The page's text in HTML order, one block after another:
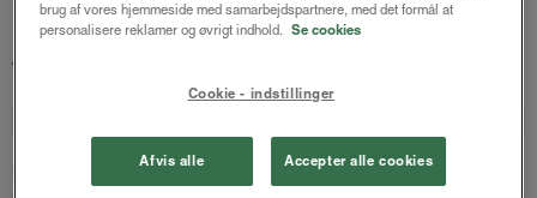
Grå
fra
brug af vores hjemmeside med samarbejdspartnere, med det formål at
personalisere reklamer og øvrigt indhold. Se cookies
Cookie - indstillinger
Afvis alle Accepter alle cookies